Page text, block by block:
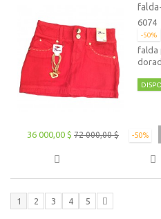
6074
-50%
falda
36 000,00 $ 72 000,00 $ -50%
1 2 3 4 5